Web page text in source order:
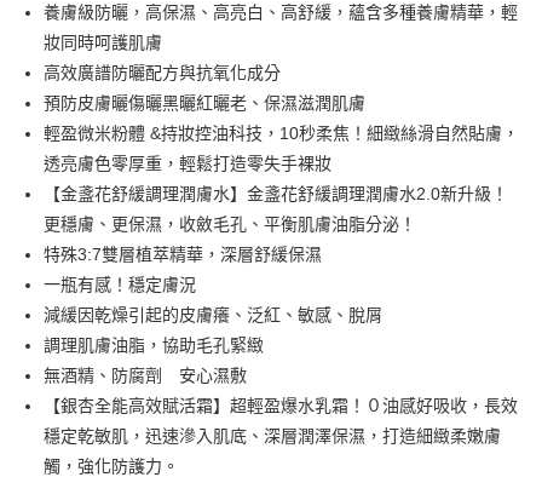
國泰世華商業銀行
兆豐國際商業銀行
臺灣中小企業銀行
匯豐（台灣）商業銀行
聯邦商業銀行
元大商業銀行
永豐商業銀行
玉山商業銀行
星展（台灣）商業銀行
台新國際商業銀行
中國信託商業銀行
台灣樂天信用卡公司
Apple Pay
街口支付
大哥付你分期
相關說明
【大哥付你分期使用說明】
1.本服務由台灣大哥大提供，台灣大哥大用戶可立即使用無須另外申請。
2.付款方式選擇「大哥付你分期」，訂單成立後會自動跳轉到大哥付的交易
流程，驗證手機門號後，選擇欲分期的期數、繳款截止日，確認付款後即完
成交易。
4.訂單成立30分鐘內，如未前往確認交易或遇審核未通過，訂單將自動取
消。如遇「轉專審核」未通過狀況，表示未達大哥付你分期系統評分，恕無
法說明評估內容。
【繳款方式說明】
1.分期款項不併入電信帳單，「大哥付你分期」於每月結算日後寄送繳費提
醒簡訊。
「Hami Point」為中華電信所提供之點數服務，可於會員專區綁定中華電信
會員帳號後，即可在購物車使用 Hami Point 折抵消費金額 (1點等於1元)。
ATM付款
貨到付款
運送方式
全家取貨付款
養膚級防曬，高保濕、高亮白、高舒緩，蘊含多種養膚精華，輕
妝同時呵護肌膚
高效廣譜防曬配方與抗氧化成分
預防皮膚曬傷曬黑曬紅曬老、保濕滋潤肌膚
輕盈微米粉體 &持妝控油科技，10秒柔焦！細緻絲滑自然貼膚，
透亮膚色零厚重，輕鬆打造零失手裸妝
【金盞花舒緩調理潤膚水】金盞花舒緩調理潤膚水2.0新升級！
更穩膚、更保濕，收斂毛孔、平衡肌膚油脂分泌！
特殊3:7雙層植萃精華，深層舒緩保濕
一瓶有感！穩定膚況
減緩因乾燥引起的皮膚癢、泛紅、敏感、脫屑
調理肌膚油脂，協助毛孔緊緻
無酒精、防腐劑 安心濕敷
【銀杏全能高效賦活霜】超輕盈爆水乳霜！０油感好吸收，長效
穩定乾敏肌，迅速滲入肌底、深層潤澤保濕，打造細緻柔嫩膚
觸，強化防護力。